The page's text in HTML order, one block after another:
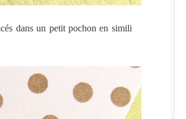
dans un petit pochon en simili